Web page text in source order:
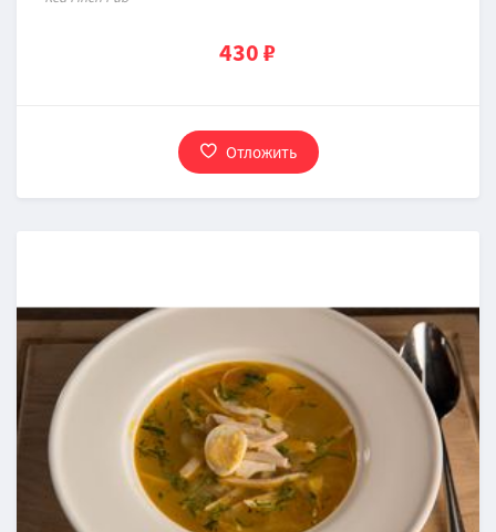
430 ₽
Отложить